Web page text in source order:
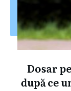
Dosar
după ce